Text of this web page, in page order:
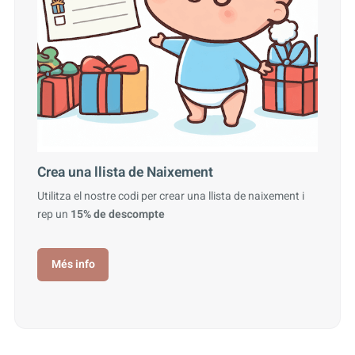
Crea una llista de Naixement
Utilitza el nostre codi per crear una llista de naixement i
rep un 15% de descompte
Més info